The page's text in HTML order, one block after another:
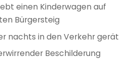
einen Kinderwagen auf
Bürgersteig
nachts in den Verkehr gerät
Beschilderung